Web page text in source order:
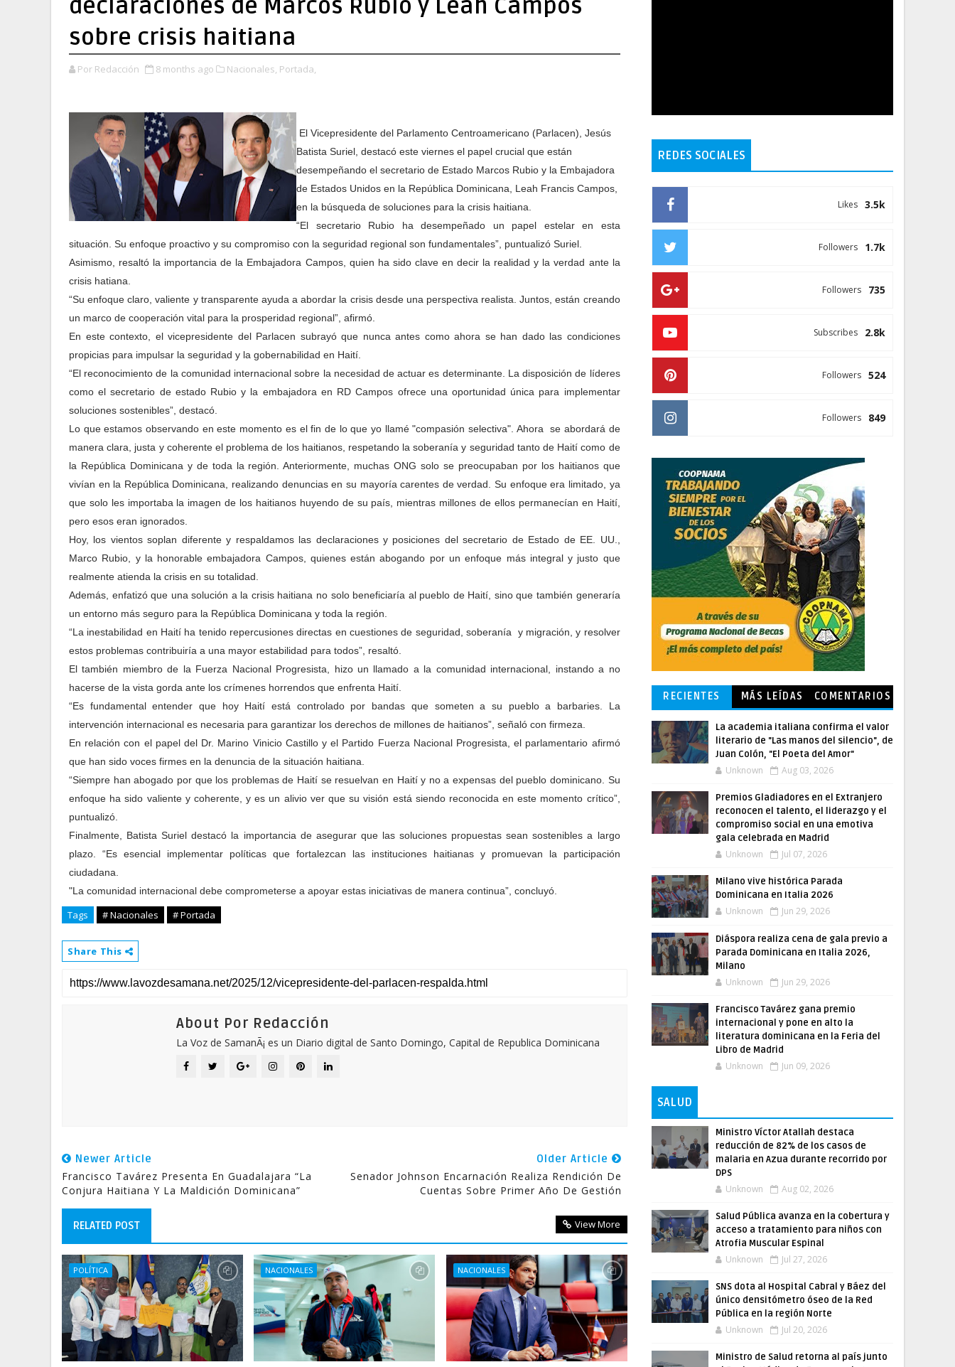
declaraciones de Marcos Rubio y Leah Campos
sobre crisis haitiana
Por Redacción 8 months ago Nacionales, Portada,
El Vicepresidente del Parlamento Centroamericano (Parlacen), Jesús
Batista Suriel, destacó este viernes el papel crucial que están
desempeñando el secretario de Estado Marcos Rubio y la Embajadora
de Estados Unidos en la República Dominicana, Leah Francis Campos,
en la búsqueda de soluciones para la crisis haitiana.
“El secretario Rubio ha desempeñado un papel estelar en esta
situación. Su enfoque proactivo y su compromiso con la seguridad regional son fundamentales”, puntualizó Suriel.
Asimismo, resaltó la importancia de la Embajadora Campos, quien ha sido clave en decir la realidad y la verdad ante la
crisis hatiana.
“Su enfoque claro, valiente y transparente ayuda a abordar la crisis desde una perspectiva realista. Juntos, están creando
un marco de cooperación vital para la prosperidad regional”, afirmó.
En este contexto, el vicepresidente del Parlacen subrayó que nunca antes como ahora se han dado las condiciones
propicias para impulsar la seguridad y la gobernabilidad en Haití.
“El reconocimiento de la comunidad internacional sobre la necesidad de actuar es determinante. La disposición de líderes
como el secretario de estado Rubio y la embajadora en RD Campos ofrece una oportunidad única para implementar
soluciones sostenibles”, destacó.
Lo que estamos observando en este momento es el fin de lo que yo llamé "compasión selectiva". Ahora se abordará de
manera clara, justa y coherente el problema de los haitianos, respetando la soberanía y seguridad tanto de Haití como de
la República Dominicana y de toda la región. Anteriormente, muchas ONG solo se preocupaban por los haitianos que
vivían en la República Dominicana, realizando denuncias en su mayoría carentes de verdad. Su enfoque era limitado, ya
que solo les importaba la imagen de los haitianos huyendo de su país, mientras millones de ellos permanecían en Haití,
pero esos eran ignorados.
Hoy, los vientos soplan diferente y respaldamos las declaraciones y posiciones del secretario de Estado de EE. UU.,
Marco Rubio, y la honorable embajadora Campos, quienes están abogando por un enfoque más integral y justo que
realmente atienda la crisis en su totalidad.
Además, enfatizó que una solución a la crisis haitiana no solo beneficiaría al pueblo de Haití, sino que también generaría
un entorno más seguro para la República Dominicana y toda la región.
“La inestabilidad en Haití ha tenido repercusiones directas en cuestiones de seguridad, soberanía y migración, y resolver
estos problemas contribuiría a una mayor estabilidad para todos”, resaltó.
El también miembro de la Fuerza Nacional Progresista, hizo un llamado a la comunidad internacional, instando a no
hacerse de la vista gorda ante los crímenes horrendos que enfrenta Haití.
“Es fundamental entender que hoy Haití está controlado por bandas que someten a su pueblo a barbaries. La
intervención internacional es necesaria para garantizar los derechos de millones de haitianos”, señaló con firmeza.
En relación con el papel del Dr. Marino Vinicio Castillo y el Partido Fuerza Nacional Progresista, el parlamentario afirmó
que han sido voces firmes en la denuncia de la situación haitiana.
“Siempre han abogado por que los problemas de Haití se resuelvan en Haití y no a expensas del pueblo dominicano. Su
enfoque ha sido valiente y coherente, y es un alivio ver que su visión está siendo reconocida en este momento crítico”,
puntualizó.
Finalmente, Batista Suriel destacó la importancia de asegurar que las soluciones propuestas sean sostenibles a largo
plazo. “Es esencial implementar políticas que fortalezcan las instituciones haitianas y promuevan la participación
ciudadana.
"La comunidad internacional debe comprometerse a apoyar estas iniciativas de manera continua”, concluyó.
Tags # Nacionales # Portada
Share This
About Por Redacción
La Voz de SamanÃ¡ es un Diario digital de Santo Domingo, Capital de Republica Dominicana
Newer Article
Francisco Tavárez Presenta En Guadalajara “La
Conjura Haitiana Y La Maldición Dominicana”
Older Article
Senador Johnson Encarnación Realiza Rendición De
Cuentas Sobre Primer Año De Gestión
RELATED POST View More
POLÍTICA NACIONALES NACIONALES
REDES SOCIALES
3.5k
Likes
1.7k
Followers
735
Followers
2.8k
Subscribes
524
Followers
849
Followers
RECIENTES MÁS LEÍDAS COMENTARIOS
La academia italiana confirma el valor
literario de "Las manos del silencio", de
Juan Colón, "El Poeta del Amor"
Unknown Aug 03, 2026
Premios Gladiadores en el Extranjero
reconocen el talento, el liderazgo y el
compromiso social en una emotiva
gala celebrada en Madrid
Unknown Jul 07, 2026
Milano vive histórica Parada
Dominicana en Italia 2026
Unknown Jun 29, 2026
Diáspora realiza cena de gala previo a
Parada Dominicana en Italia 2026,
Milano
Unknown Jun 29, 2026
Francisco Tavárez gana premio
internacional y pone en alto la
literatura dominicana en la Feria del
Libro de Madrid
Unknown Jun 09, 2026
SALUD
Ministro Víctor Atallah destaca
reducción de 82% de los casos de
malaria en Azua durante recorrido por
DPS
Unknown Aug 02, 2026
Salud Pública avanza en la cobertura y
acceso a tratamiento para niños con
Atrofia Muscular Espinal
Unknown Jul 27, 2026
SNS dota al Hospital Cabral y Báez del
único densitómetro óseo de la Red
Pública en la región Norte
Unknown Jul 20, 2026
Ministro de Salud retorna al país junto